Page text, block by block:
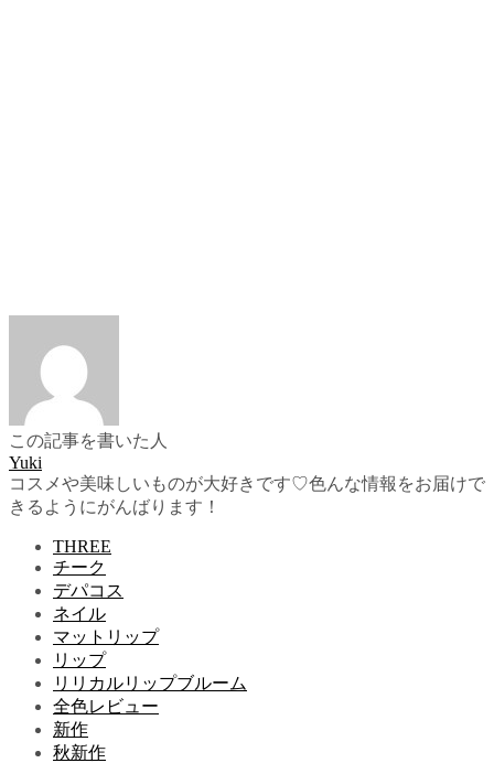
この記事を書いた人
Yuki
コスメや美味しいものが大好きです♡色んな情報をお届けで
きるようにがんばります！
THREE
チーク
デパコス
ネイル
マットリップ
リップ
リリカルリップブルーム
全色レビュー
新作
秋新作